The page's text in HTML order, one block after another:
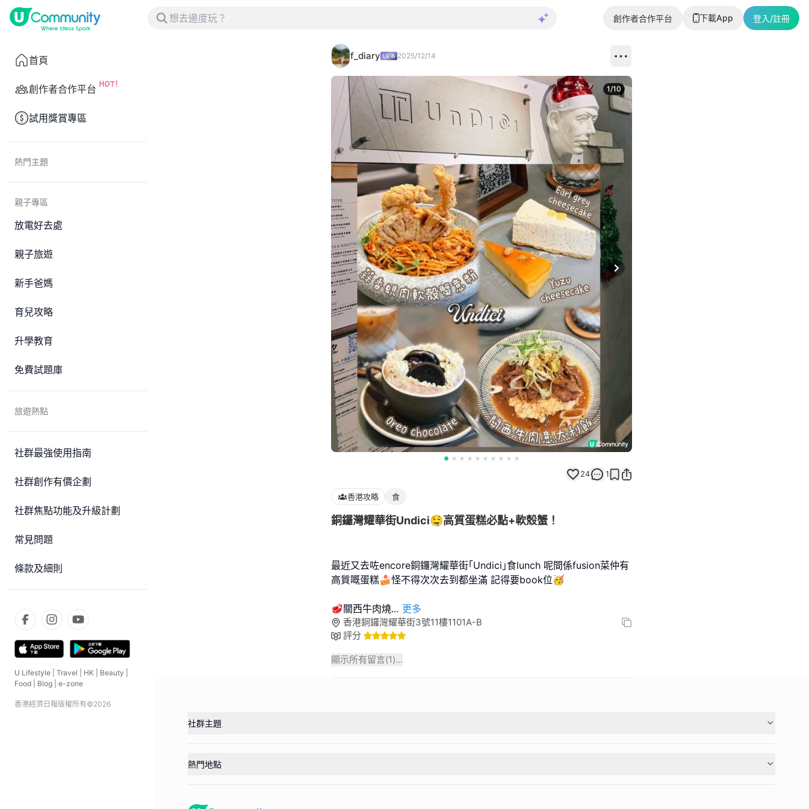
創作者合作平台 下載App 登入/註冊
首頁
創作者合作平台
試用獎賞專區
熱門主題
親子專區
放電好去處
親子旅遊
新手爸媽
育兒攻略
升學教育
免費試題庫
旅遊熱點
社群最強使用指南
社群創作有價企劃
社群焦點功能及升級計劃
常見問題
條款及細則
U Lifestyle Travel HK Beauty
Food
Blog e-zone
香港經濟日報版權所有©2026
f_diary 2025/12/14
Next slide
1/10
24 1
香港攻略 食
銅鑼灣耀華街Undici🤤高質蛋糕必點+軟殼蟹！
最近又去咗encore銅鑼灣耀華街｢Undici｣食lunch 呢間係fusion菜仲有
高質嘅蛋糕🍰怪不得次次去到都坐滿 記得要book位🥳
🥩關西牛肉燒... 更多
香港銅鑼灣耀華街3號11樓1101A-B
評分
顯示所有留言(1)...
社群主題
熱門地點